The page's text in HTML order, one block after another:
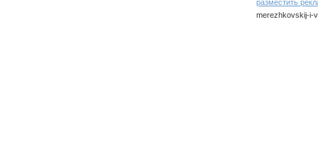
разместить
merezhkovskij-i-